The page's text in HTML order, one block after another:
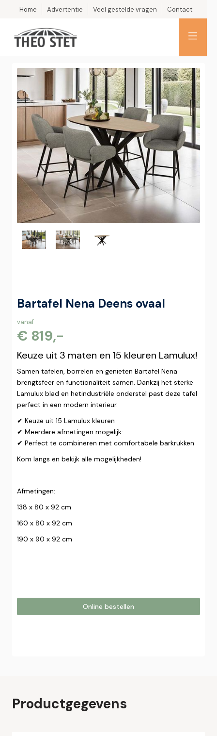
Home Advertentie Veel gestelde vragen Contact
Bartafel Nena Deens ovaal
vanaf
€ 819,-
Keuze uit 3 maten en 15 kleuren Lamulux!
Samen tafelen, borrelen en genieten Bartafel Nena
brengtsfeer en functionaliteit samen. Dankzij het sterke
Lamulux blad en hetindustriële onderstel past deze tafel
perfect in een modern interieur.
✔ Keuze uit 15 Lamulux kleuren
✔ Meerdere afmetingen mogelijk:
✔ Perfect te combineren met comfortabele barkrukken
Kom langs en bekijk alle mogelijkheden!
Afmetingen:
138 x 80 x 92 cm
160 x 80 x 92 cm
190 x 90 x 92 cm
Online bestellen
Productgegevens